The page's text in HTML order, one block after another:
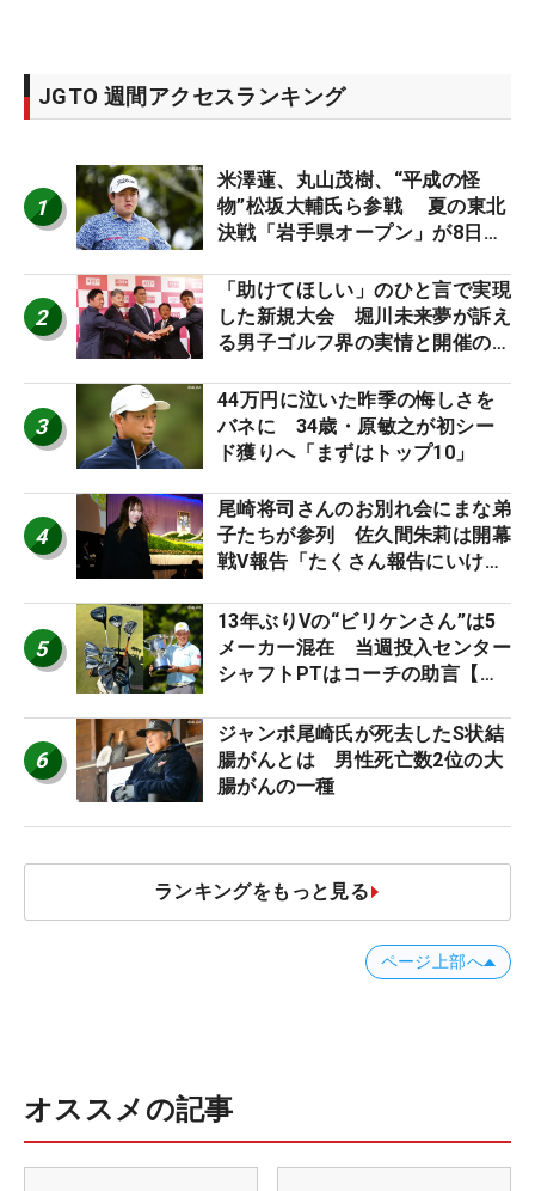
JGTO 週間アクセスランキング
1
米澤蓮、丸山茂樹、“平成の怪
物”松坂大輔氏ら参戦 夏の東北
決戦「岩手県オープン」が8日開
2
「助けてほしい」のひと言で実現
した新規大会 堀川未来夢が訴え
る男子ゴルフ界の実情と開催の舞
3
44万円に泣いた昨季の悔しさを
バネに 34歳・原敏之が初シー
ド獲りへ「まずはトップ10」
4
尾崎将司さんのお別れ会にまな弟
子たちが参列 佐久間朱莉は開幕
戦V報告「たくさん報告にいける
5
13年ぶりVの“ビリケンさん”は5
メーカー混在 当週投入センター
シャフトPTはコーチの助言【勝
6
ジャンボ尾崎氏が死去したS状結
腸がんとは 男性死亡数2位の大
腸がんの一種
ランキングをもっと見る
ページ上部へ
オススメの記事